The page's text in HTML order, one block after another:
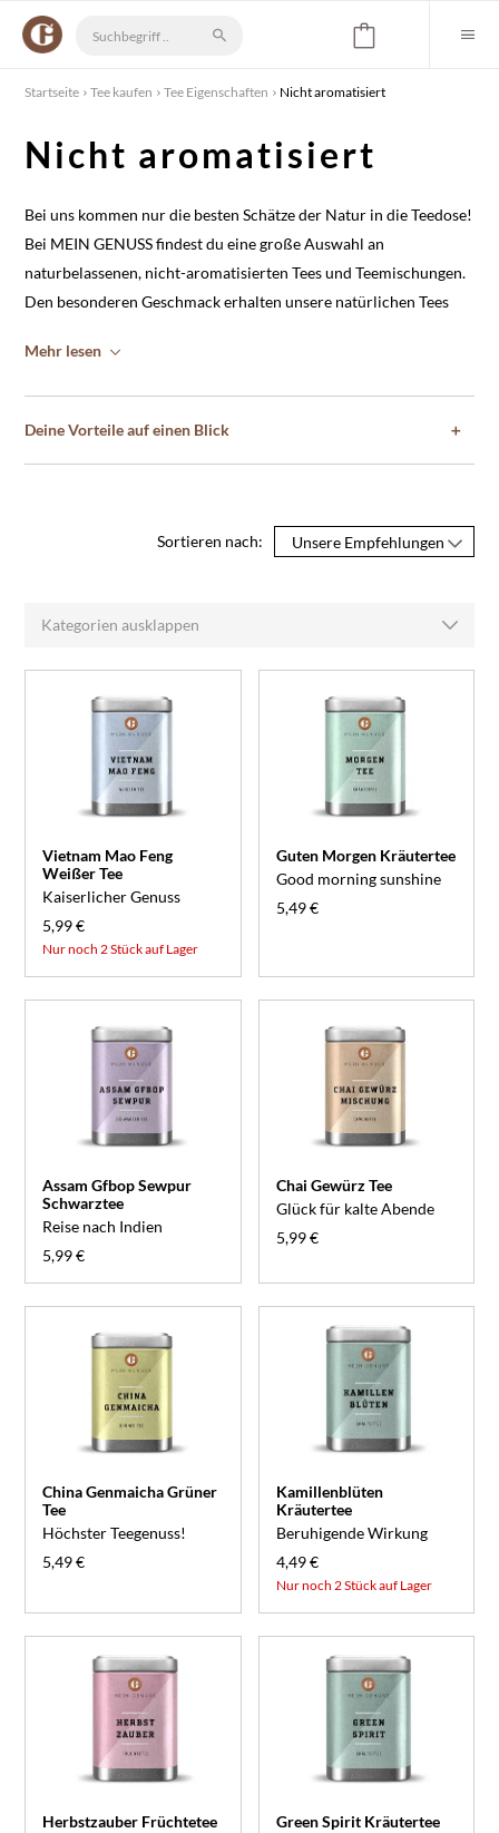
Startseite Tee kaufen Tee Eigenschaften Nicht aromatisiert
Nicht aromatisiert
Bei uns kommen nur die besten Schätze der Natur in die Teedose!
Bei MEIN GENUSSfindest du eine große Auswahl an
naturbelassenen, nicht-aromatisierten Tees und Teemischungen.
Den besonderen Geschmack erhalten unsere natürlichen Tees
wie Teeblätter, Kräuter oder getrocknete Früchten. Überzeuge
Mehr lesen
Deine Vorteile auf einen Blick ＋
Sortieren nach:
Kategorien ausklappen
Vietnam Mao Feng
Weißer Tee
Kaiserlicher Genuss
5,99 €
Nur noch 2 Stück auf Lager
Guten Morgen Kräutertee
Good morning sunshine
5,49 €
Assam Gfbop Sewpur
Schwarztee
Reise nach Indien
5,99 €
Chai Gewürz Tee
Glück für kalte Abende
5,99 €
China Genmaicha Grüner
Tee
Höchster Teegenuss!
5,49 €
Kamillenblüten
Kräutertee
Beruhigende Wirkung
4,49 €
Nur noch 2 Stück auf Lager
Herbstzauber Früchtetee
Green Spirit Kräutertee